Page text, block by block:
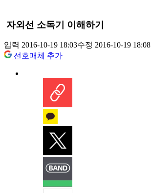
자외선 소독기 이해하기
입력 2016-10-19 18:03수정 2016-10-19 18:08
선호매체 추가